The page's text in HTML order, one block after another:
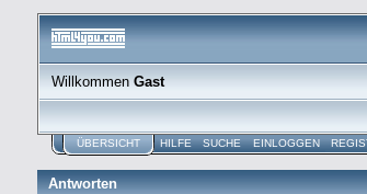
WillkommenGast
ÜBERSICHT HILFE SUCHE EINLOGGEN
Antworten